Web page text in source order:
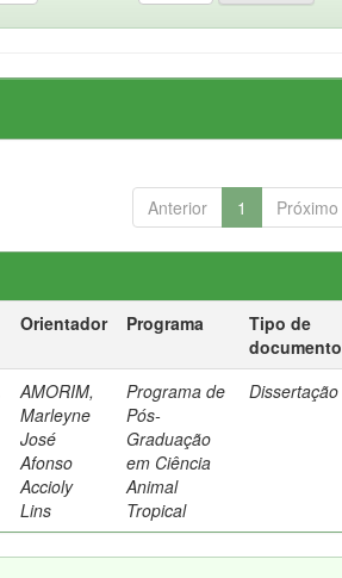
Anterior 1 Próximo
Orientador Programa
Tipo de
documento
AMORIM,
Marleyne
José
Afonso
Accioly
Lins
Programa de
Pós-
Graduação
em Ciência
Animal
Tropical
Dissertação